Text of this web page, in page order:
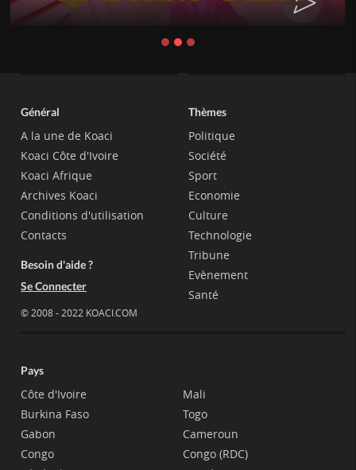
Général
A la une de Koaci
Koaci Côte d'Ivoire
Koaci Afrique
Archives Koaci
Conditions d'utilisation
Contacts
Besoin d'aide ?
Se Connecter
© 2008 - 2022 KOACI.COM
Thèmes
Politique
Société
Sport
Economie
Culture
Technologie
Tribune
Evènement
Santé
Pays
Côte d'Ivoire
Burkina Faso
Gabon
Congo
Mali
Togo
Cameroun
Congo (RDC)